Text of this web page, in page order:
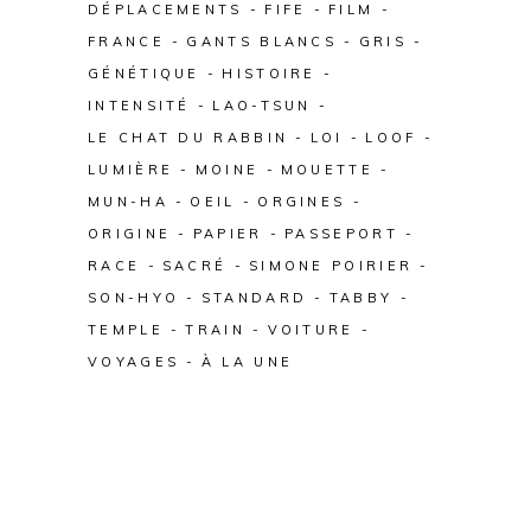
DÉPLACEMENTS
FIFE
FILM
FRANCE
GANTS BLANCS
GRIS
GÉNÉTIQUE
HISTOIRE
INTENSITÉ
LAO-TSUN
LE CHAT DU RABBIN
LOI
LOOF
LUMIÈRE
MOINE
MOUETTE
MUN-HA
OEIL
ORGINES
ORIGINE
PAPIER
PASSEPORT
RACE
SACRÉ
SIMONE POIRIER
SON-HYO
STANDARD
TABBY
TEMPLE
TRAIN
VOITURE
VOYAGES
À LA UNE